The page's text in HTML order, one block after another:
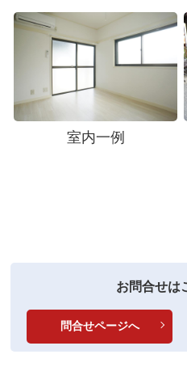
室内一例
お問合せは
問合せページへ